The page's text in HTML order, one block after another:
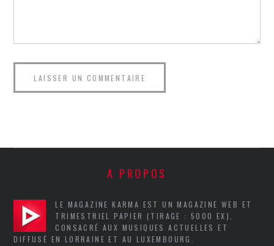
A PROPOS
LE MAGAZINE KARMA EST UN MAGAZINE WEB ET
TRIMESTRIEL PAPIER (TIRAGE : 5000 EX),
CONSACRÉ AUX MUSIQUES ACTUELLES ET
DIFFUSÉ EN LORRAINE ET AU LUXEMBOURG.